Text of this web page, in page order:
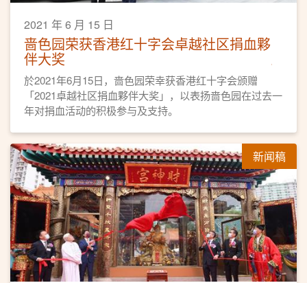
2021 年 6 月 15 日
啬色园荣获香港红十字会卓越社区捐血夥
伴大奖
於2021年6月15日，啬色园荣幸获香港红十字会颁赠
「2021卓越社区捐血夥伴大奖」，以表扬啬色园在过去一
年对捐血活动的积极参与及支持。
新闻稿